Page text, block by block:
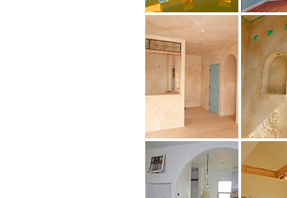
ドーム天井 トラデ
カプチーノ仕上げ フラン